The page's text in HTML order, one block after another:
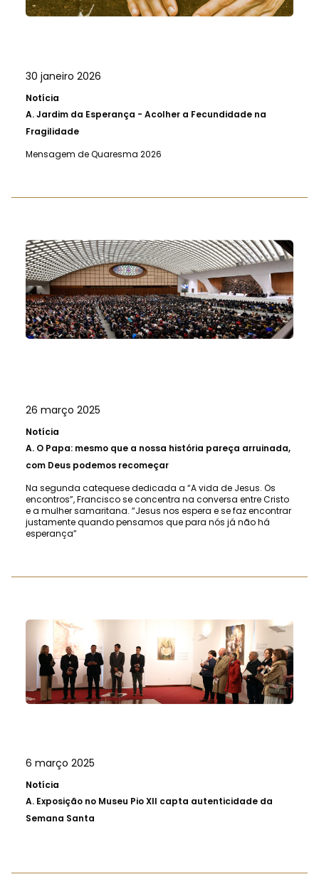
30 janeiro 2026
Notícia
A.Jardim da Esperança - Acolher a Fecundidade na
Fragilidade
Mensagem de Quaresma 2026
26 março 2025
Notícia
A. O Papa: mesmo que a nossa história pareça arruinada,
com Deus podemos recomeçar
Na segunda catequese dedicada a “A vida de Jesus. Os
encontros”, Francisco se concentra na conversa entre Cristo
e a mulher samaritana. “Jesus nos espera e se faz encontrar
justamente quando pensamos que para nós já não há
esperança”
6 março 2025
Notícia
A. Exposição no Museu Pio XII capta autenticidade da
Semana Santa